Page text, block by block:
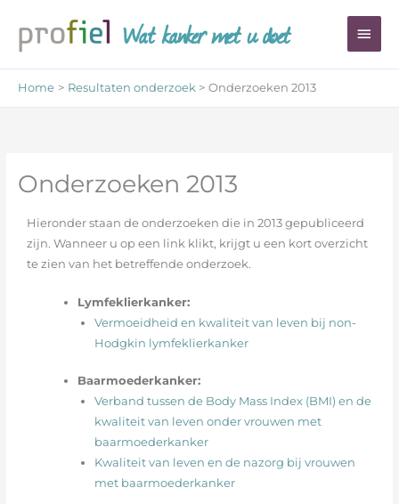
naar
inhoud
Wat kanker met u doet
Home Resultaten onderzoek Onderzoeken 2013
Onderzoeken 2013
Hieronder staan de onderzoeken die in 2013 gepubliceerd
zijn. Wanneer u op een link klikt, krijgt u een kort overzicht
te zien van het betreffende onderzoek.
Lymfeklierkanker:
Vermoeidheid en kwaliteit van leven bij non-
Hodgkin lymfeklierkanker
Baarmoederkanker:
Verband tussen de Body Mass Index (BMI) en de
kwaliteit van leven onder vrouwen met
baarmoederkanker
Kwaliteit van leven en de nazorg bij vrouwen
met baarmoederkanker